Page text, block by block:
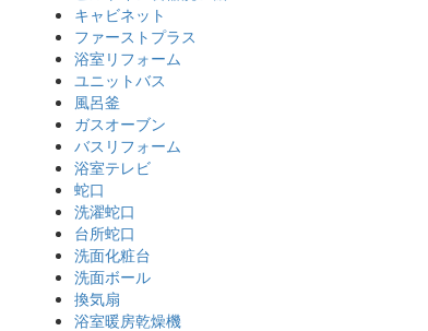
キャビネット
ファーストプラス
浴室リフォーム
ユニットバス
風呂釜
ガスオーブン
バスリフォーム
浴室テレビ
蛇口
洗濯蛇口
台所蛇口
洗面化粧台
洗面ボール
換気扇
浴室暖房乾燥機